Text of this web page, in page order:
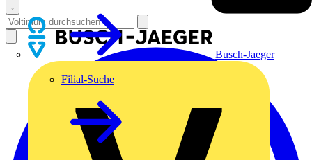
Busch-Jaeger
Filial-Suche